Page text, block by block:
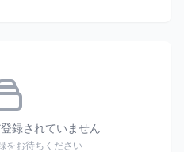
録されていません
をお待ちください